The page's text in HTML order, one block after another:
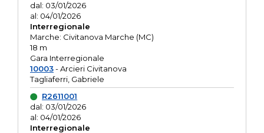
dal: 03/01/2026
al: 04/01/2026
Interregionale
Marche: Civitanova Marche (MC)
18 m
Gara Interregionale
10003- Arcieri Civitanova
Tagliaferri, Gabriele
R2611001
dal: 03/01/2026
al: 04/01/2026
Interregionale